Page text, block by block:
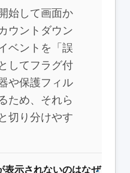
始して画面か
ウントダウン
ベントを「誤
してフラグ付
や保護フィル
ため、それら
切り分けやす
表示されないのはなぜ